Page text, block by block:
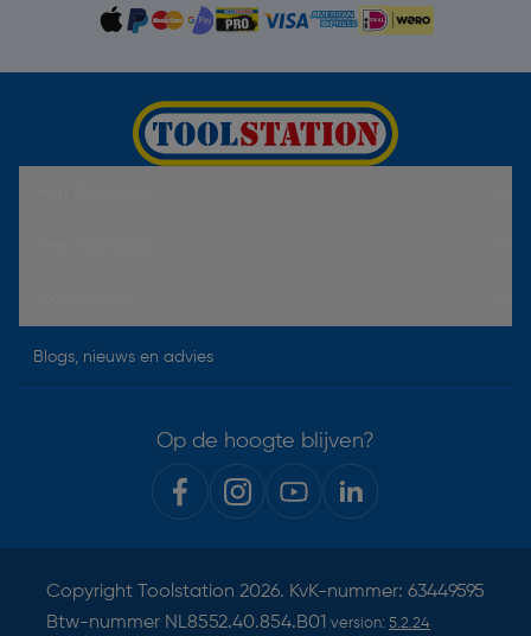
Blogs, nieuws en advies
Op de hoogte blijven?
Copyright Toolstation 2026. KvK-nummer: 63449595
Btw-nummer NL8552.40.854.B01 version: 5.2.24